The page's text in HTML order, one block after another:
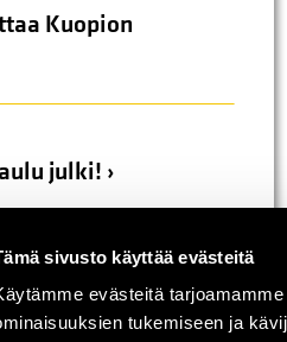
sivusto käyttää evästeitä
evästeitä
tukemiseen ja
Kuopion
julki! ›